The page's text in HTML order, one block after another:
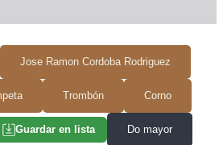
Jose Ramon Cordoba Rodriguez
Trombón Corno
Guardar en lista Do mayor